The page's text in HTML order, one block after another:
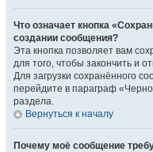
Что означает кнопка
создании сообщения?
Эта кнопка позволяет вам
для того, чтобы закончить и
Для загрузки сохранённого
перейдите в параграф
раздела.
Вернуться к началу
Почему моё сообщение